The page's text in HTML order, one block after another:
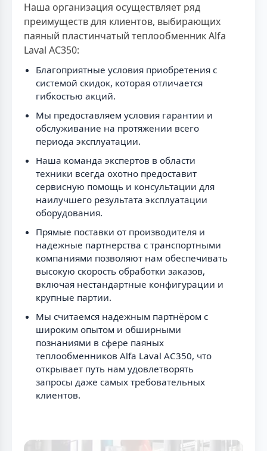
Наша организация осуществляет ряд
преимуществ для клиентов, выбирающих
паяный пластинчатый теплообменник Alfa
Laval AC350:
Благоприятные условия приобретения с
системой скидок, которая отличается
гибкостью акций.
Мы предоставляем условия гарантии и
обслуживание на протяжении всего
периода эксплуатации.
Наша команда экспертов в области
техники всегда охотно предоставит
сервисную помощь и консультации для
наилучшего результата эксплуатации
оборудования.
Прямые поставки от производителя и
надежные партнерства с транспортными
компаниями позволяют нам обеспечивать
высокую скорость обработки заказов,
включая нестандартные конфигурации и
крупные партии.
Мы считаемся надежным партнёром с
широким опытом и обширными
познаниями в сфере паяных
теплообменников Alfa Laval AC350, что
открывает путь нам удовлетворять
запросы даже самых требовательных
клиентов.